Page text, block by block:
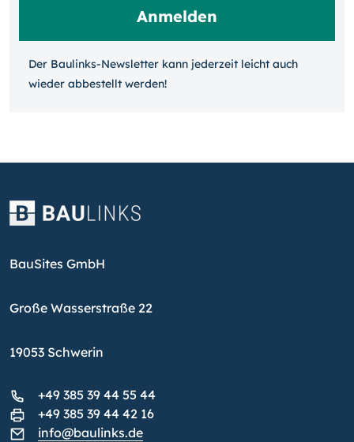
Der Baulinks-Newsletter kann jeder­zeit leicht auch
wieder ab­bestellt werden!
BauSites GmbH
Große Wasserstraße 22
19053 Schwerin
+49 385 39 44 55 44
+49 385 39 44 42 16
info@baulinks.de